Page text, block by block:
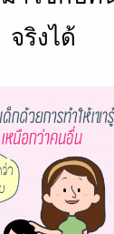
จริงได้